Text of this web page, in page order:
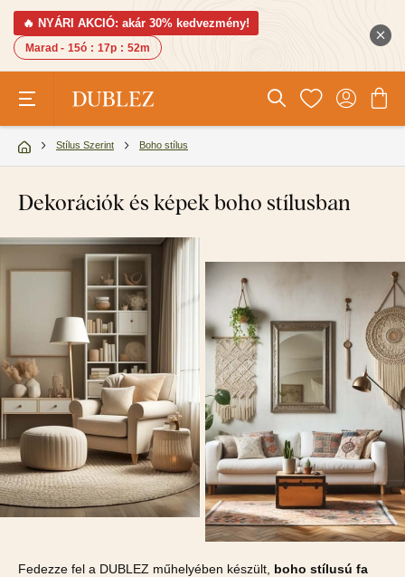
🔥 NYÁRI AKCIÓ: akár 30% kedvezmény!
Marad - 15ó : 17p : 51m
Stílus Szerint Boho stílus
Dekorációk és képek boho stílusban
Fedezze fel a DUBLEZ műhelyében készült, boho stílusú fa